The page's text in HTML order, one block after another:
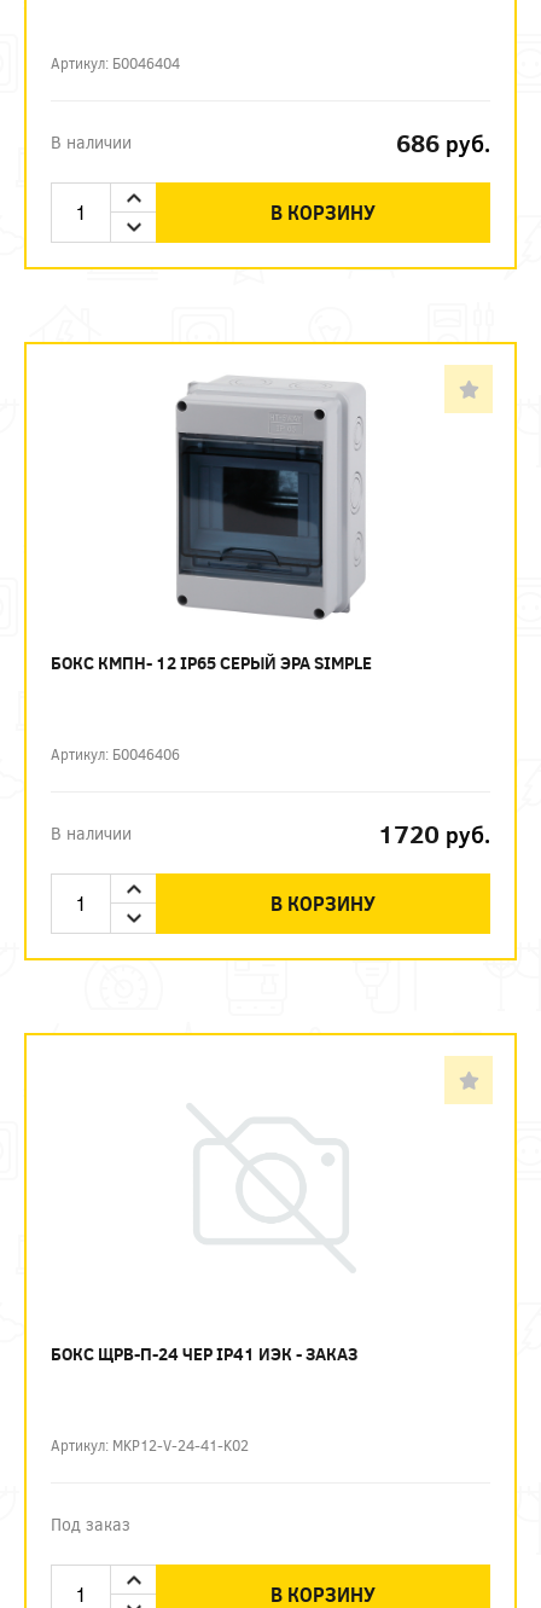
Артикул: Б0046404
В наличии 686 руб.
В КОРЗИНУ
БОКС КМПН- 12 IP65 СЕРЫЙ ЭРА SIMPLE
Артикул: Б0046406
В наличии 1720 руб.
В КОРЗИНУ
БОКС ЩРВ-П-24 ЧЕР IP41 ИЭК - ЗАКАЗ
Артикул: MKP12-V-24-41-K02
Под заказ
В КОРЗИНУ